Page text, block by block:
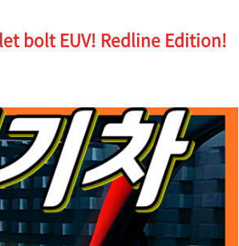
bolt EUV! Redline Edition!